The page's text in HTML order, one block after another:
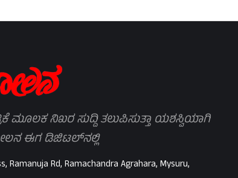
ಮೂಲಕ ನಿಖರ ಸುದ್ದಿ ತಲುಪಿಸುತ್ತಾ ಯಶಸ್ವಿಯಾಗಿ
ಈಗ ಡಿಜಿಟಲ್‌ನಲ್ಲಿ
Ramanuja Rd, Ramachandra Agrahara, Mysuru,